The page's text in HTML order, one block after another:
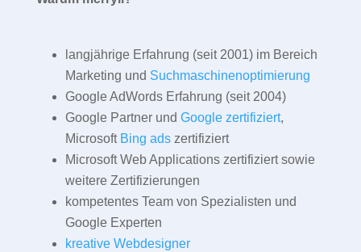
langjährige Erfahrung (seit 2001) im Bereich
Marketing und Suchmaschinenoptimierung
Google AdWords Erfahrung (seit 2004)
Google Partner und Google zertifiziert,
Microsoft Bing adszertifiziert
Microsoft Web Applications zertifiziert sowie
weitere Zertifizierungen
kompetentes Team von Spezialisten und
Google Experten
kreative Webdesigner